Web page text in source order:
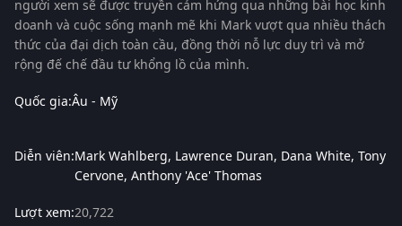
người xem sẽ được truyền cảm hứng qua những bài học kinh
doanh và cuộc sống mạnh mẽ khi Mark vượt qua nhiều thách
thức của đại dịch toàn cầu, đồng thời nỗ lực duy trì và mở
rộng đế chế đầu tư khổng lồ của mình.
Quốc gia:Âu - Mỹ
Diễn viên:Mark Wahlberg Lawrence Duran Dana White Tony
Cervone Anthony 'Ace' Thomas
Lượt xem:20,722